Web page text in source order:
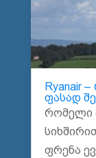
Ryanair
ფასად
რომელი
ფრენა